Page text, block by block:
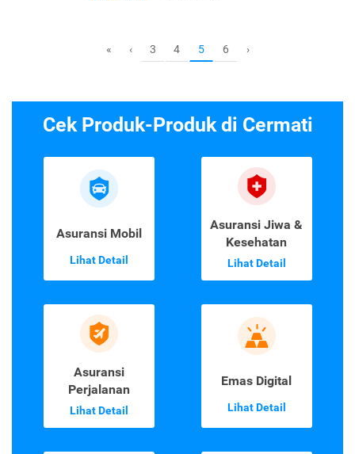
« ‹ 3 4 5 6 ›
Cek Produk-Produk di Cermati
Asuransi Mobil
Lihat Detail
Asuransi Jiwa &
Kesehatan
Lihat Detail
Asuransi
Perjalanan
Lihat Detail
Emas Digital
Lihat Detail